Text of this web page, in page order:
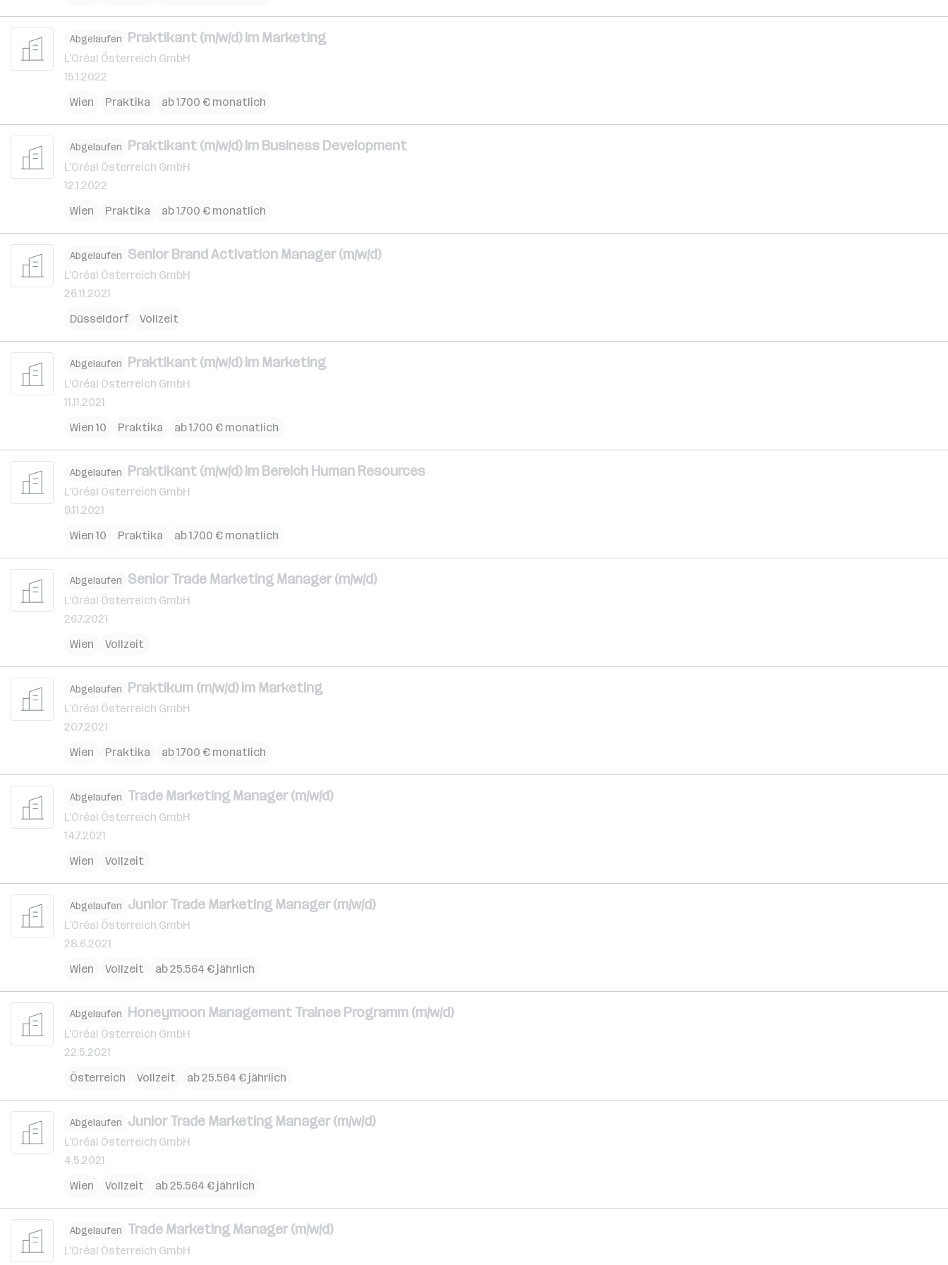
Abgelaufen Praktikant (m/w/d) im Marketing
L'Oréal Österreich GmbH
15.1.2022
Wien
Praktika ab 1.700 € monatlich
Abgelaufen Praktikant (m/w/d) im Business Development
L'Oréal Österreich GmbH
12.1.2022
Wien
Praktika ab 1.700 € monatlich
Abgelaufen Senior Brand Activation Manager (m/w/d)
L'Oréal Österreich GmbH
26.11.2021
Düsseldorf
Vollzeit
Abgelaufen Praktikant (m/w/d) im Marketing
L'Oréal Österreich GmbH
11.11.2021
Wien 10
Praktika ab 1.700 € monatlich
Abgelaufen Praktikant (m/w/d) im Bereich Human Resources
L'Oréal Österreich GmbH
9.11.2021
Wien 10
Praktika ab 1.700 € monatlich
Abgelaufen Senior Trade Marketing Manager (m/w/d)
L'Oréal Österreich GmbH
26.7.2021
Wien
Vollzeit
Abgelaufen Praktikum (m/w/d) im Marketing
L'Oréal Österreich GmbH
20.7.2021
Wien
Praktika ab 1.700 € monatlich
Abgelaufen Trade Marketing Manager (m/w/d)
L'Oréal Österreich GmbH
14.7.2021
Wien
Vollzeit
Abgelaufen Junior Trade Marketing Manager (m/w/d)
L'Oréal Österreich GmbH
28.6.2021
Wien
Vollzeit ab 25.564 € jährlich
Abgelaufen Honeymoon Management Trainee Programm (m/w/d)
L'Oréal Österreich GmbH
22.5.2021
Österreich
Vollzeit ab 25.564 € jährlich
Abgelaufen Junior Trade Marketing Manager (m/w/d)
L'Oréal Österreich GmbH
4.5.2021
Wien
Vollzeit ab 25.564 € jährlich
Abgelaufen Trade Marketing Manager (m/w/d)
L'Oréal Österreich GmbH